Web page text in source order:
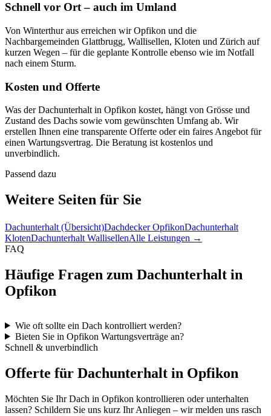
Schnell vor Ort – auch im Umland
Von Winterthur aus erreichen wir Opfikon und die
Nachbargemeinden Glattbrugg, Wallisellen, Kloten und Zürich auf
kurzen Wegen – für die geplante Kontrolle ebenso wie im Notfall
nach einem Sturm.
Kosten und Offerte
Was der Dachunterhalt in Opfikon kostet, hängt von Grösse und
Zustand des Dachs sowie vom gewünschten Umfang ab. Wir
erstellen Ihnen eine transparente Offerte oder ein faires Angebot für
einen Wartungsvertrag. Die Beratung ist kostenlos und
unverbindlich.
Passend dazu
Weitere Seiten für Sie
Dachunterhalt (Übersicht)Dachdecker OpfikonDachunterhalt
KlotenDachunterhalt WallisellenAlle Leistungen →
FAQ
Häufige Fragen zum Dachunterhalt in
Opfikon
Wie oft sollte ein Dach kontrolliert werden?
Bieten Sie in Opfikon Wartungsverträge an?
Schnell & unverbindlich
Offerte für Dachunterhalt in Opfikon
Möchten Sie Ihr Dach in Opfikon kontrollieren oder unterhalten
lassen? Schildern Sie uns kurz Ihr Anliegen – wir melden uns rasch